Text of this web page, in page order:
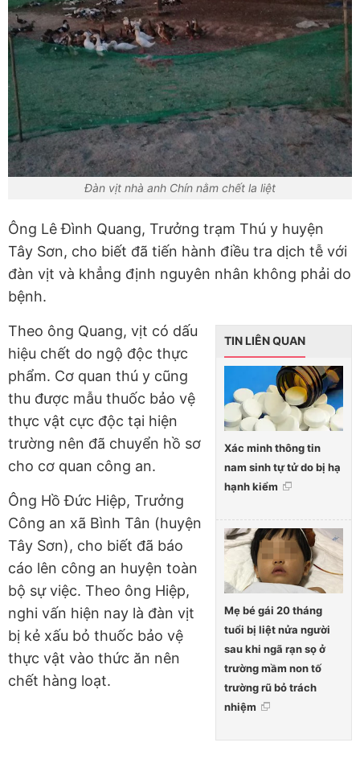
Đàn vịt nhà anh Chín nằm chết la liệt
Ông Lê Đình Quang, Trưởng trạm Thú y huyện
Tây Sơn, cho biết đã tiến hành điều tra dịch tễ với
đàn vịt và khẳng định nguyên nhân không phải do
bệnh.
TIN LIÊN QUAN
Xác minh thông tin
nam sinh tự tử do bị hạ
hạnh kiểm
Mẹ bé gái 20 tháng
tuổi bị liệt nửa người
sau khi ngã rạn sọ ở
trường mầm non tố
trường rũ bỏ trách
nhiệm
Theo ông Quang, vịt có dấu
hiệu chết do ngộ độc thực
phẩm. Cơ quan thú y cũng
thu được mẫu thuốc bảo vệ
thực vật cực độc tại hiện
trường nên đã chuyển hồ sơ
cho cơ quan công an.
Ông Hồ Đức Hiệp, Trưởng
Công an xã Bình Tân (huyện
Tây Sơn), cho biết đã báo
cáo lên công an huyện toàn
bộ sự việc. Theo ông Hiệp,
nghi vấn hiện nay là đàn vịt
bị kẻ xấu bỏ thuốc bảo vệ
thực vật vào thức ăn nên
chết hàng loạt.